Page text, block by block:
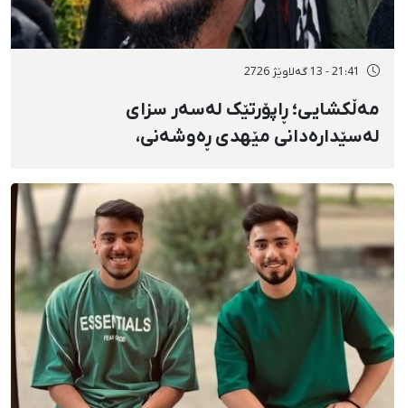
21:41 - 13 گەلاوێژ 2726
مەڵکشایی؛ ڕاپۆرتێک لەسەر سزای
لەسێدارەدانی مێهدی ڕەوشەنی،
"موحاربە"